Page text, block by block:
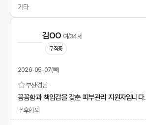
기타
김OO 여/34세
구직중
2026-05-07(목)
부산경남
꼼꼼함과 책임감을 갖춘 피부관리 지원자입니다.
추후협의